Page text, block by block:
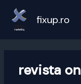
content
fixup.ro
revista